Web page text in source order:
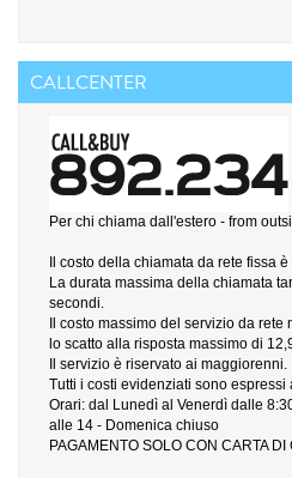
CALLCENTER
Per chi chiama dall'estero - from
Il costo della chiamata da rete fissa
La durata massima della chiamata
secondi.
Il costo massimo del servizio da
lo scatto alla risposta massimo di
Il servizio è riservato ai maggiorenni.
Tutti i costi evidenziati sono espressi
Orari: dal Lunedì al Venerdì dalle
alle 14 - Domenica chiuso
PAGAMENTO SOLO CON CARTA DI